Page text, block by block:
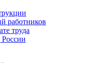
работников
труда